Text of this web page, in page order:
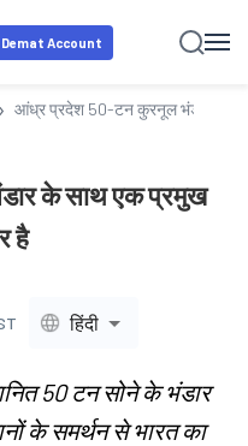
Demat Account
› आंध्र प्रदेश 50-टन कुरनूल भंडार के
के साथ एक प्रमुख
है
हिंदी
50 टन सोने के भंडार
के समर्थन से भारत का